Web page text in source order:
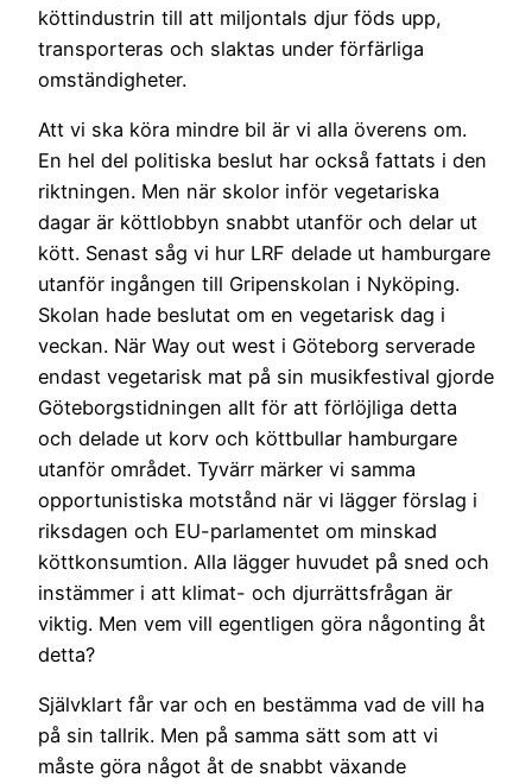
köttindustrin till att miljontals djur föds upp,
transporteras och slaktas under förfärliga
omständigheter.
Att vi ska köra mindre bil är vi alla överens om.
En hel del politiska beslut har också fattats i den
riktningen. Men när skolor inför vegetariska
dagar är köttlobbyn snabbt utanför och delar ut
kött. Senast såg vi hur LRF delade ut hamburgare
utanför ingången till Gripenskolan i Nyköping.
Skolan hade beslutat om en vegetarisk dag i
veckan. När Way out west i Göteborg serverade
endast vegetarisk mat på sin musikfestival gjorde
Göteborgstidningen allt för att förlöjliga detta
och delade ut korv och köttbullar hamburgare
utanför området. Tyvärr märker vi samma
opportunistiska motstånd när vi lägger förslag i
riksdagen och EU-parlamentet om minskad
köttkonsumtion. Alla lägger huvudet på sned och
instämmer i att klimat- och djurrättsfrågan är
viktig. Men vem vill egentligen göra någonting åt
detta?
Självklart får var och en bestämma vad de vill ha
på sin tallrik. Men på samma sätt som att vi
måste göra något åt de snabbt växande